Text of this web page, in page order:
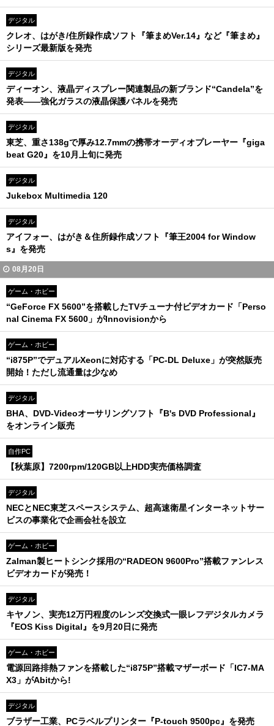
デジタル
クレオ、はがき/住所録作成ソフト『筆まめVer.14』など『筆まめ』
シリーズ最新版を発売
デジタル
ディーオン、液晶ディスプレー関連製品の新ブランド“Candela”を
発表――強化ガラスの液晶保護パネルを発売
デジタル
東芝、重さ138gで厚み12.7mmの携帯オーディオプレーヤー『giga
beat G20』を10月上旬に発売
デジタル
Jukebox Multimedia 120
デジタル
アイフォー、はがき＆住所録作成ソフト『筆王2004 for Window
s』を発売
08月20日
ゲーム・ホビー
“GeForce FX 5600”を搭載したTVチューナ付ビデオカード「Perso
nal Cinema FX 5600」がInnovisionから
ゲーム・ホビー
“i875P”でデュアルXeonに対応する「PC-DL Deluxe」が突然販売
開始！ただし流通量は少なめ
デジタル
BHA、DVD-Videoオーサリングソフト『B's DVD Professional』
をオンライン販売
自作PC
【秋葉原】7200rpm/120GB以上HDD実売価格調査
デジタル
NECとNEC東芝スペースシステム、超高速衛星インターネットサー
ビスの事業化で企画会社を設立
ゲーム・ホビー
Zalman製ヒートシンク採用の“RADEON 9600Pro”搭載ファンレス
ビデオカードが発売！
デジタル
キヤノン、実売12万円程度のレンズ交換式一眼レフデジタルカメラ
『EOS Kiss Digital』を9月20日に発売
ゲーム・ホビー
電源回路排熱ファンを搭載した“i875P”搭載マザーボード「IC7-MA
X3」がAbitから!
デジタル
ブラザー工業、PCラベルプリンター『P-touch 9500pc』を発売